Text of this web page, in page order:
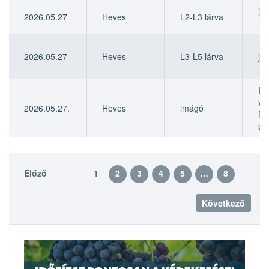
2026.05.27 Heves L2-L3 lárva
2026.05.27 Heves L3-L5 lárva
2026.05.27. Heves imágó
II.
Előző 1 2 3 4 5 … 8
Következő